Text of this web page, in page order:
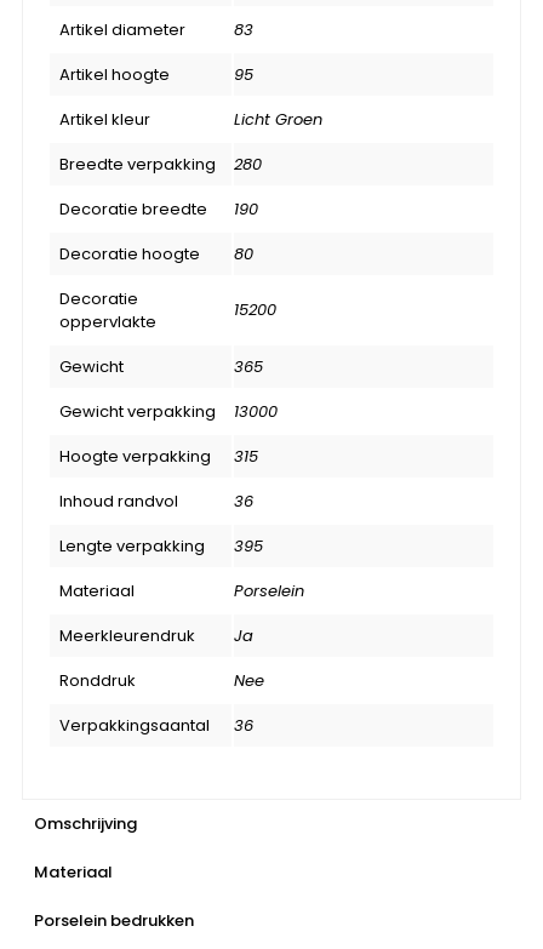
Artikel diameter
83
Artikel hoogte
95
Artikel kleur
Licht Groen
Breedte verpakking
280
Decoratie breedte
190
Decoratie hoogte
80
Decoratie
oppervlakte
15200
Gewicht
365
Gewicht verpakking
13000
Hoogte verpakking
315
Inhoud randvol
36
Lengte verpakking
395
Materiaal
Porselein
Meerkleurendruk
Ja
Ronddruk
Nee
Verpakkingsaantal
36
Omschrijving
Materiaal
Porselein bedrukken